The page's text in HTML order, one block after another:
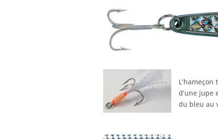
d’une jupe
du bleu au